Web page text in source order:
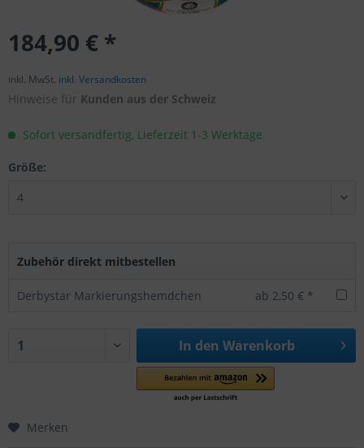
184,90 € *
inkl. MwSt. inkl. Versandkosten
Hinweise für Kunden aus der Schweiz
Sofort versandfertig, Lieferzeit 1-3 Werktage
Größe:
Zubehör direkt mitbestellen
Derbystar Markierungshemdchen ab 2,50 € *
In den Warenkorb
Merken